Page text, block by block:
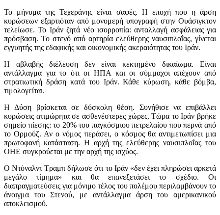
Το μήνυμα της Τεχεράνης είναι σαφές. Η εποχή που η άρση
κυρώσεων εξαρτιόταν από μονομερή υπογραφή στην Ουάσιγκτον
τελείωσε. Το Ιράν ζητά νέο ισορροπία: ανταλλαγή ασφάλειας για
πρόσβαση. Το στενό από αρτηρία ελεύθερης ναυσιπλοΐας, γίνεται
εγγυητής της εδαφικής και οικονομικής ακεραιότητας του Ιράν.
Η αβλαβής διέλευση δεν είναι κεκτημένο δικαίωμα. Είναι
αντάλλαγμα για το ότι οι ΗΠΑ και οι σύμμαχοι απέχουν από
στρατιωτική δράση κατά του Ιράν. Κάθε κύρωση, κάθε βόμβα,
τιμολογείται.
Η Δύση βρίσκεται σε δύσκολη θέση. Συνήθισε να επιβάλλει
κυρώσεις ατιμώρητα σε ασθενέστερες χώρες. Τώρα το Ιράν βρήκε
σημείο πίεσης: το 20% του παγκόσμιου πετρελαίου που περνά από
το Ορμούζ. Αν ο νόμος περάσει, ο κόσμος θα αντιμετωπίσει μια
πρωτοφανή κατάσταση. Η αρχή της ελεύθερης ναυσιπλοΐας του
ΟΗΕ συγκρούεται με την αρχή της ισχύος.
Ο Ντόναλντ Τραμπ δήλωσε ότι το Ιράν «δεν έχει πληρώσει αρκετά
μεγάλο τίμημα» και θα επανεξετάσει το σχέδιο. Οι
διαπραγματεύσεις για μόνιμο τέλος του πολέμου περιλαμβάνουν το
άνοιγμα του Στενού, με αντάλλαγμα άρση του αμερικανικού
αποκλεισμού.